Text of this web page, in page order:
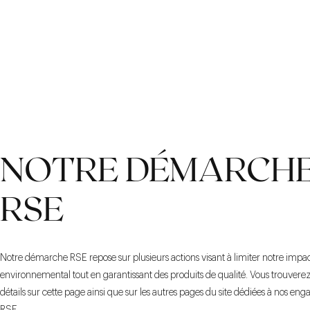
NOTRE
RSE
Notre démarche RSE repose sur plusieurs actions visant à limiter notre
environnemental tout en garantissant des produits de qualité. Vous
détails sur cette page ainsi que sur les autres pages du site dédiées à nos